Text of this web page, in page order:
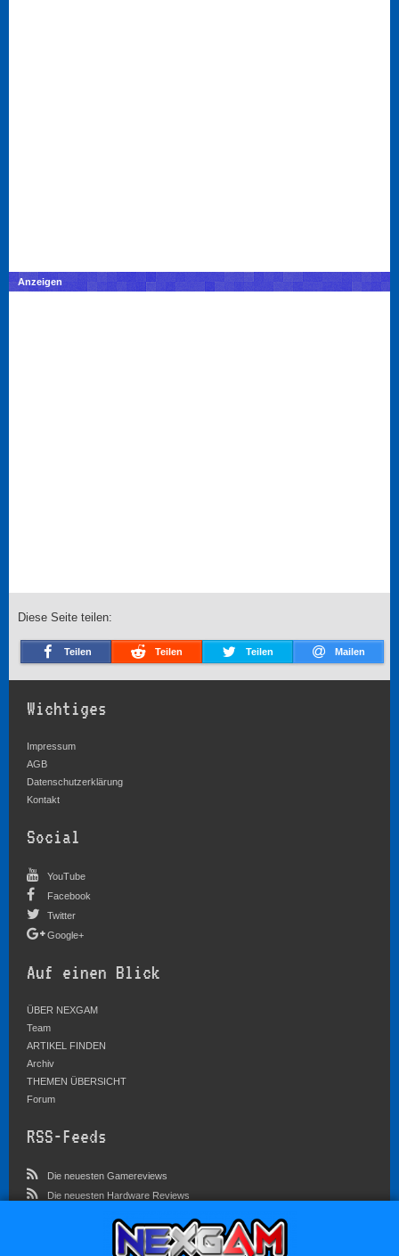
Anzeigen
Diese Seite teilen:
Teilen Teilen Teilen Mailen
Wichtiges
Impressum
AGB
Datenschutzerklärung
Kontakt
Social
YouTube
Facebook
Twitter
Google+
Auf einen Blick
ÜBER NEXGAM
Team
ARTIKEL FINDEN
Archiv
THEMEN ÜBERSICHT
Forum
RSS-Feeds
Die neuesten Gamereviews
Die neuesten Hardware Reviews